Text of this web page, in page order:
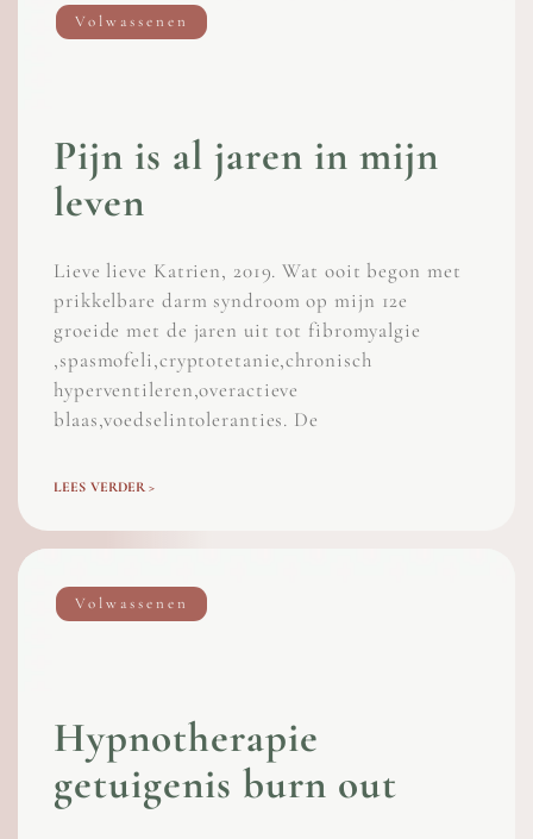
Volwassenen
Pijn is al jaren in mijn
leven
Lieve lieve Katrien, 2019. Wat ooit begon met
prikkelbare darm syndroom op mijn 12e
groeide met de jaren uit tot fibromyalgie
,spasmofeli,cryptotetanie,chronisch
hyperventileren,overactieve
blaas,voedselintoleranties. De
LEES VERDER >
Volwassenen
Hypnotherapie
getuigenis burn out